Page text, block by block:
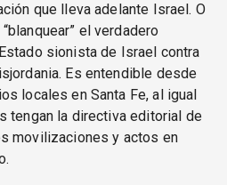
que lleva adelante Israel. O
el verdadero
sionista de Israel contra
Es entendible desde
locales en Santa Fe, al igual
tengan la directiva editorial de
movilizaciones y actos en